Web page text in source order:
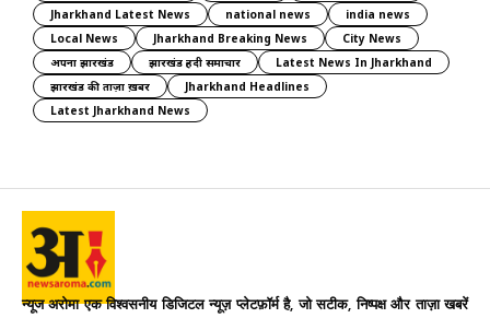
Jharkhand Latest News
national news
india news
Local News
Jharkhand Breaking News
City News
अपना झारखंड
झारखंड हिंदी समाचार
Latest News In Jharkhand
झारखंड की ताज़ा ख़बर
Jharkhand Headlines
Latest Jharkhand News
न्यूज अरोमा एक विश्वसनीय डिजिटल न्यूज़ प्लेटफ़ॉर्म है, जो सटीक, निष्पक्ष और ताज़ा खबरें